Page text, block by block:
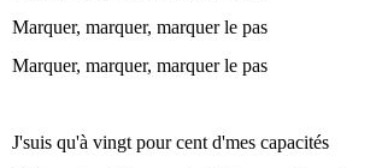
Marquer, marquer, marquer le pas
Marquer, marquer, marquer le pas
J'suis qu'à vingt pour cent d'mes capacités